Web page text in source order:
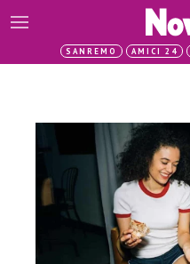
SANREMO AMICI 24